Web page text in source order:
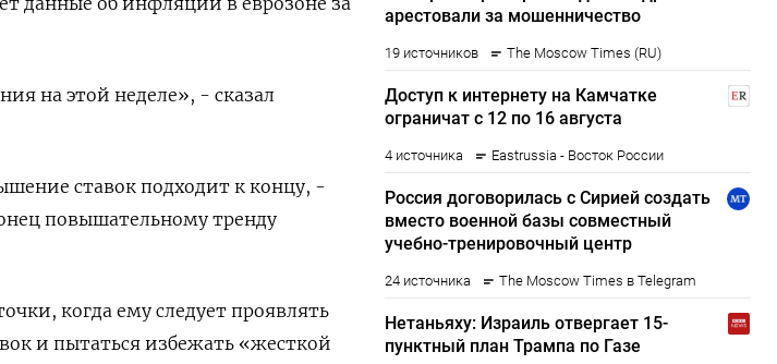
на этой неделе», - сказал
ставок подходит к концу, -
повышательному тренду
когда ему следует проявлять
и пытаться избежать «жесткой